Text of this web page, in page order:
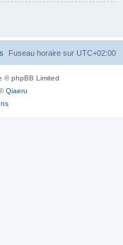
Fuseau horaire sur UTC+02:00
© phpBB Limited
Qiaeru